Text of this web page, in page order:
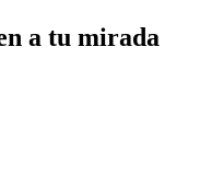
a tu mirada